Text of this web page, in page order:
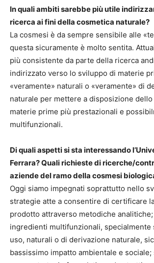
In quali ambiti sarebbe più utile
ricerca ai fini della cosmetica naturale?
La cosmesi è da sempre sensibile alle
questa sicuramente è molto sentita.
più consistente da parte della ricerca
indirizzato verso lo sviluppo di materie
«veramente» naturali o «veramente» di
naturale per mettere a disposizione
materie prime più prestazionali e
multifunzionali.
Di quali aspetti si sta interessando
Ferrara? Quali richieste di ricerche/
aziende del ramo della cosmesi
Oggi siamo impegnati soprattutto nello
strategie atte a consentire di certificare
prodotto attraverso metodiche
ingredienti multifunzionali, specialmente
uso, naturali o di derivazione naturale,
bassissimo impatto ambientale e